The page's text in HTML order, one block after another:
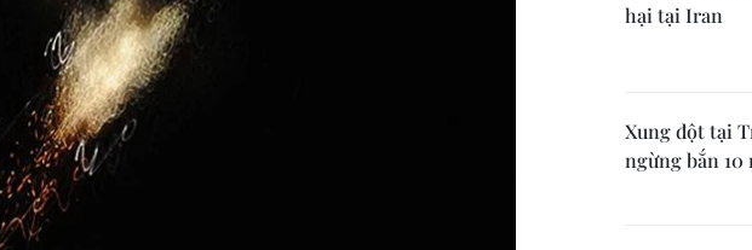
hại tại Iran
Xung đột tại
ngừng bắn 10